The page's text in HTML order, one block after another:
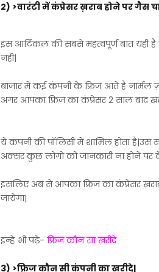
2) >वारंटी में कंप्रेसर ख़राब होने पर गैस
इस आर्टिकल की सबसे महत्वपूर्ण बात यही है
नही|
बाजार में कई कंपनी के फ्रिज आते है नार्मल
अगर आपका फ्रिज का कंप्रेसर 2 साल बाद
ये कंपनी की पॉलिसी में शामिल होता
अक्सर कुछ लोगो को जानकारी ना होने पर
इसलिए अब से आपका फ्रिज का कंप्रेसर
जायेगा|
इन्हे भी पढ़े- फ्रिज कौन सा ख़रीदे
3) >फ्रिज कौन सी कंपनी का ख़रीदे|